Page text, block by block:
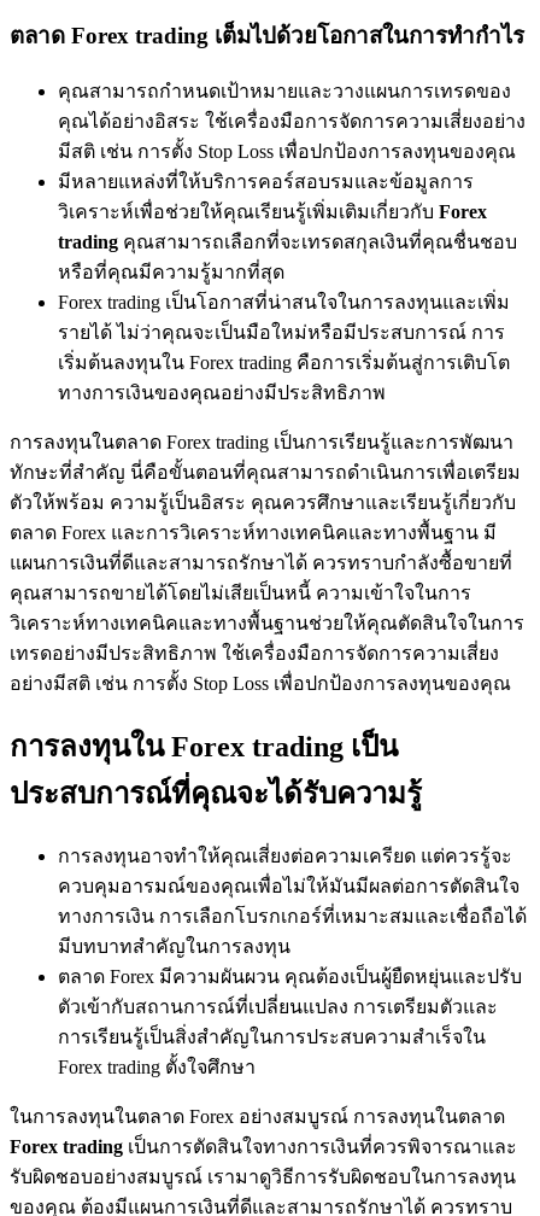
ตลาด Forex trading เต็มไปด้วยโอกาสในการทำกำไร
คุณสามารถกำหนดเป้าหมายและวางแผนการเทรดของ
คุณได้อย่างอิสระ ใช้เครื่องมือการจัดการความเสี่ยงอย่าง
มีสติ เช่น การตั้ง Stop Loss เพื่อปกป้องการลงทุนของคุณ
มีหลายแหล่งที่ให้บริการคอร์สอบรมและข้อมูลการ
วิเคราะห์เพื่อช่วยให้คุณเรียนรู้เพิ่มเติมเกี่ยวกับ Forex
trading คุณสามารถเลือกที่จะเทรดสกุลเงินที่คุณชื่นชอบ
หรือที่คุณมีความรู้มากที่สุด
Forex trading เป็นโอกาสที่น่าสนใจในการลงทุนและเพิ่ม
รายได้ ไม่ว่าคุณจะเป็นมือใหม่หรือมีประสบการณ์ การ
เริ่มต้นลงทุนใน Forex trading คือการเริ่มต้นสู่การเติบโต
ทางการเงินของคุณอย่างมีประสิทธิภาพ
การลงทุนในตลาด Forex trading เป็นการเรียนรู้และการพัฒนา
ทักษะที่สำคัญ นี่คือขั้นตอนที่คุณสามารถดำเนินการเพื่อเตรียม
ตัวให้พร้อม ความรู้เป็นอิสระ คุณควรศึกษาและเรียนรู้เกี่ยวกับ
ตลาด Forex และการวิเคราะห์ทางเทคนิคและทางพื้นฐาน มี
แผนการเงินที่ดีและสามารถรักษาได้ ควรทราบกำลังซื้อขายที่
คุณสามารถขายได้โดยไม่เสียเป็นหนี้ ความเข้าใจในการ
วิเคราะห์ทางเทคนิคและทางพื้นฐานช่วยให้คุณตัดสินใจในการ
เทรดอย่างมีประสิทธิภาพ ใช้เครื่องมือการจัดการความเสี่ยง
อย่างมีสติ เช่น การตั้ง Stop Loss เพื่อปกป้องการลงทุนของคุณ
การลงทุนใน Forex trading เป็น
ประสบการณ์ที่คุณจะได้รับความรู้
การลงทุนอาจทำให้คุณเสี่ยงต่อความเครียด แต่ควรรู้จะ
ควบคุมอารมณ์ของคุณเพื่อไม่ให้มันมีผลต่อการตัดสินใจ
ทางการเงิน การเลือกโบรกเกอร์ที่เหมาะสมและเชื่อถือได้
มีบทบาทสำคัญในการลงทุน
ตลาด Forex มีความผันผวน คุณต้องเป็นผู้ยืดหยุ่นและปรับ
ตัวเข้ากับสถานการณ์ที่เปลี่ยนแปลง การเตรียมตัวและ
การเรียนรู้เป็นสิ่งสำคัญในการประสบความสำเร็จใน
Forex trading ตั้งใจศึกษา
ในการลงทุนในตลาด Forex อย่างสมบูรณ์ การลงทุนในตลาด
Forex trading เป็นการตัดสินใจทางการเงินที่ควรพิจารณาและ
รับผิดชอบอย่างสมบูรณ์ เรามาดูวิธีการรับผิดชอบในการลงทุน
ของคุณ ต้องมีแผนการเงินที่ดีและสามารถรักษาได้ ควรทราบ